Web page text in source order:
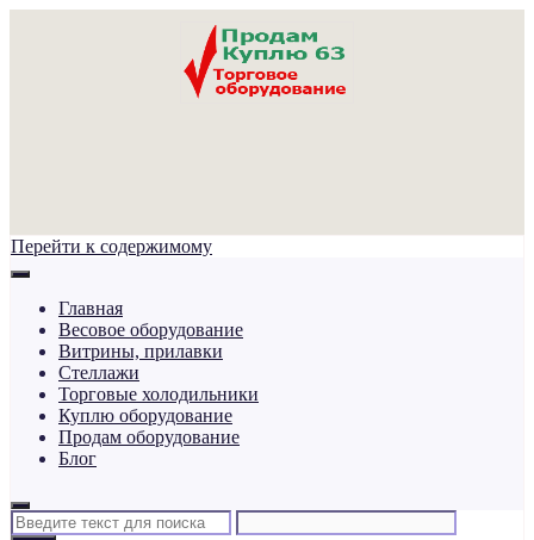
Перейти к содержимому
Главная
Весовое оборудование
Витрины, прилавки
Стеллажи
Торговые холодильники
Куплю оборудование
Продам оборудование
Блог